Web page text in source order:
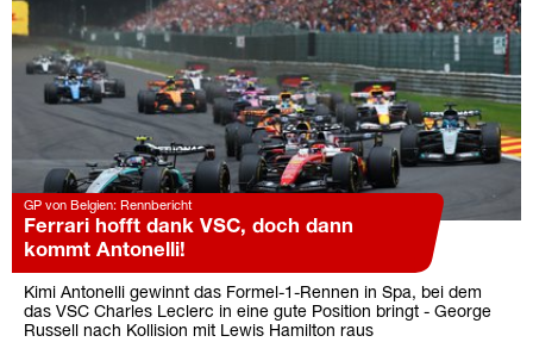
GP von Belgien: Rennbericht
Ferrari hofft dank VSC, doch dann
kommt Antonelli!
Kimi Antonelli gewinnt das Formel-1-Rennen in Spa, bei dem
das VSC Charles Leclerc in eine gute Position bringt - George
Russell nach Kollision mit Lewis Hamilton raus